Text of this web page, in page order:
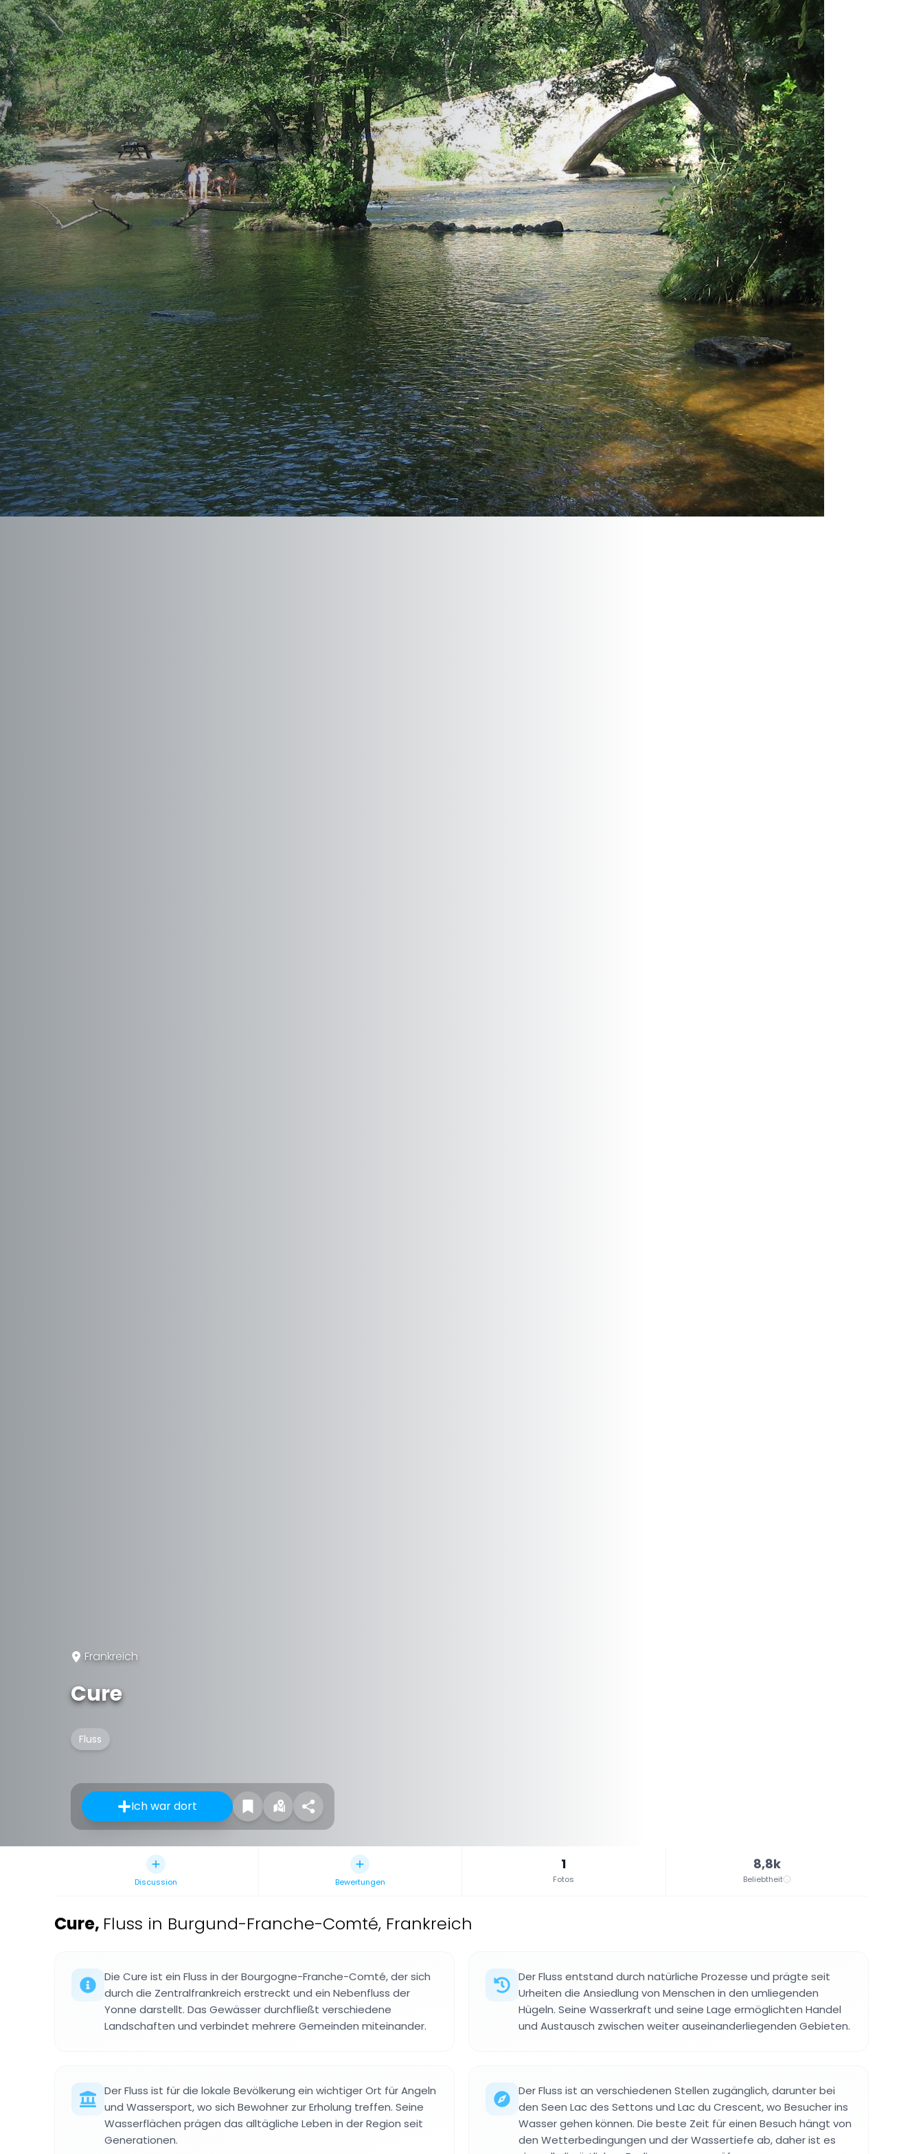
Frankreich
Cure
Fluss
Ich war dort
Discussion Bewertungen
1
Fotos
8,8k
Beliebtheit
Cure, Fluss in Burgund-Franche-Comté, Frankreich
Die Cure ist ein Fluss in der Bourgogne-Franche-Comté, der sich
durch die Zentralfrankreich erstreckt und ein Nebenfluss der
Yonne darstellt. Das Gewässer durchfließt verschiedene
Landschaften und verbindet mehrere Gemeinden miteinander.
Der Fluss entstand durch natürliche Prozesse und prägte seit
Urheiten die Ansiedlung von Menschen in den umliegenden
Hügeln. Seine Wasserkraft und seine Lage ermöglichten Handel
und Austausch zwischen weiter auseinanderliegenden Gebieten.
Der Fluss ist für die lokale Bevölkerung ein wichtiger Ort für Angeln
und Wassersport, wo sich Bewohner zur Erholung treffen. Seine
Wasserflächen prägen das alltägliche Leben in der Region seit
Generationen.
Der Fluss ist an verschiedenen Stellen zugänglich, darunter bei
den Seen Lac des Settons und Lac du Crescent, wo Besucher ins
Wasser gehen können. Die beste Zeit für einen Besuch hängt von
den Wetterbedingungen und der Wassertiefe ab, daher ist es